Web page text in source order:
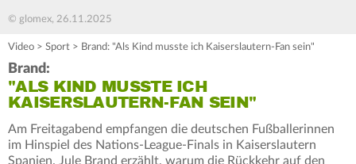
© glomex, 26.11.2025
Video > Sport > Brand: "Als Kind musste ich Kaiserslautern-Fan sein"
Brand:
"ALS KIND MUSSTE ICH
KAISERSLAUTERN-FAN SEIN"
Am Freitagabend empfangen die deutschen Fußballerinnen
im Hinspiel des Nations-League-Finals in Kaiserslautern
Spanien. Jule Brand erzählt, warum die Rückkehr auf den